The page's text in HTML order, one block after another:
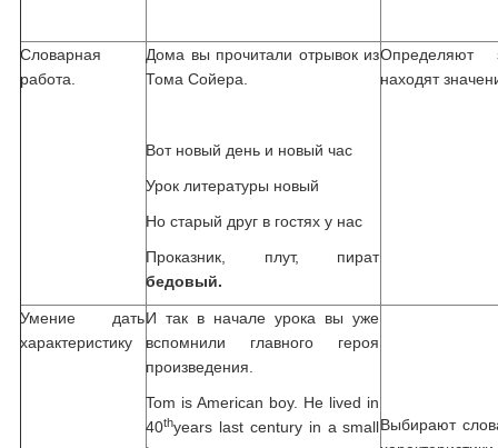
Словарная
работа.
Дома вы прочитали отрывок из
Тома Сойера.
Вот новый день и новый час
Урок литературы новый
Но старый друг в гостях у нас
Проказник, плут, пират
бедовый.
Определяют
находят
Умение дать
характеристику
И так в начале урока вы уже
вспомнили главного героя
произведения.
Tom is American boy. He lived in
40thyears last century in a smallВыбирают